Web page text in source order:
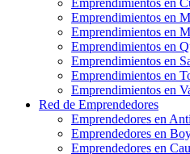
Emprendimientos en
Emprendimientos en
Emprendimientos en
Emprendimientos en
Emprendimientos en
Emprendimientos en
Emprendimientos en
Red de Emprendedores
Emprendedores en
Emprendedores en
Emprendedores en